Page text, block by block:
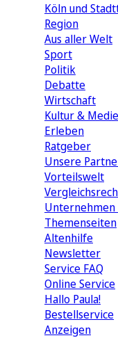
Köln und
Region
Aus aller Welt
Sport
Politik
Debatte
Wirtschaft
Kultur &
Erleben
Ratgeber
Unsere
Vorteilswelt
Unternehmen
Themenseiten
Altenhilfe
Newsletter
Service FAQ
Online Service
Hallo Paula!
Bestellservice
Anzeigen